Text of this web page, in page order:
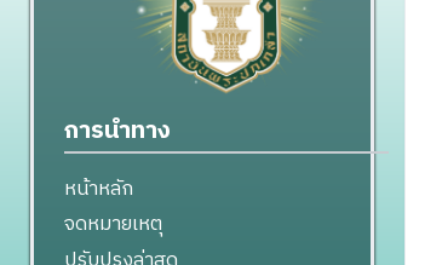
การนำทาง
หน้าหลัก
จดหมายเหตุ